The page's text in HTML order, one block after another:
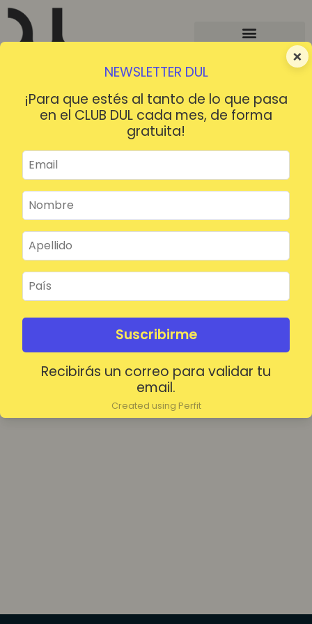
×
NEWSLETTER DUL
¡Para que estés al tanto de lo que pasa
en el CLUB DUL cada mes, de forma
gratuita!
Suscribirme
Recibirás un correo para validar tu
email.
Created using Perfit
¡HOLA!
Mantenerme conectado
Acceder